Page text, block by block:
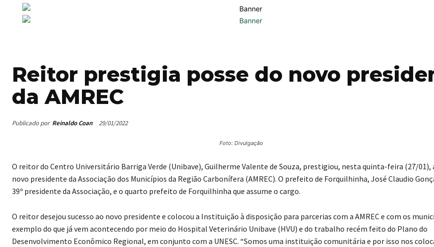
Reitor prestigia posse do novo
da AMREC
Publicado por Reinaldo Coan 29/01/2022
Foto: Divulgação
O reitor do Centro Universitário Barriga Verde (Unibave), Guilherme Valente de Souza, prestigiou, nesta quinta-feira (27/01),
novo presidente da Associação dos Municípios da Região Carbonífera (AMREC). O prefeito de Forquilhinha, José Claudio
39º presidente da Associação, e o quarto prefeito de Forquilhinha que assume o cargo.
O reitor desejou sucesso ao novo presidente e colocou a Instituição à disposição para parcerias com a AMREC e com os
exemplo do que já vem acontecendo por meio do Hospital Veterinário Unibave (HVU) e do trabalho recém feito do Plano do
Desenvolvimento Econômico Regional, em conjunto com a UNESC. “Somos uma instituição comunitária e por isso nos